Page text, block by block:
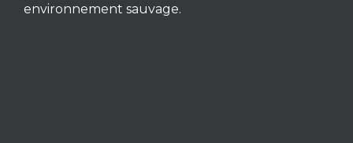
environnement sauvage.